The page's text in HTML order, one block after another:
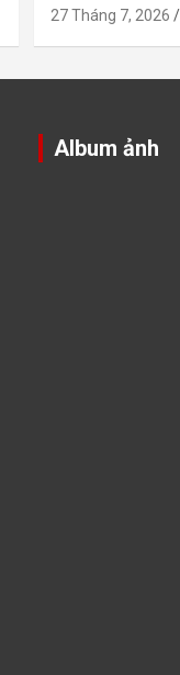
27 Tháng 7, 2026
Album ảnh